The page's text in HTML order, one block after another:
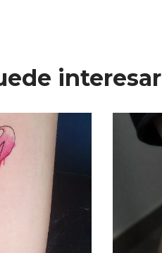
interesar